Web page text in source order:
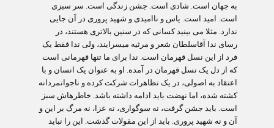
به جهان است. شادی است. جشن زندگی است. سر سبزی
است. امید است. یاس و ناامیدی و شهید پروری در آن جایی
ندارد. مثلا می بینید کسانی که در سنین بالاتری هستند، در
رسای ندا آقاسلطان شعر و مرثیه می‏سرایند، ولی ندا فقط یک
فرد از این نسل قهرمان است. ندا برای ما تنها قهرمانی است
که از دل یک نسل قهرمان در آمده. او به عنوان یک انسان و با
اعتقاد به اصولی، در یک تظاهرات شرکت کرده و ناجوانمردانه
کشته شده، اما نهضت باید ادامه داشته باشد. خاطره‏اش سبز
است. باید جشن گرفت، نه سوگواری، نه عزا، نه مرگ بر این و
آن و نه شهید پروری. باید از این مقولات گذشت. این را نباید